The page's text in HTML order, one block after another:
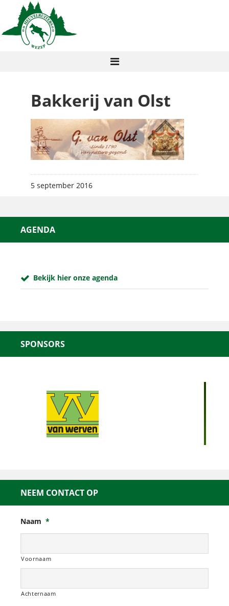
Bakkerij van Olst
5 september 2016
AGENDA
Bekijk hier onze agenda
SPONSORS
NEEM CONTACT OP
Naam *
Voornaam
Achternaam